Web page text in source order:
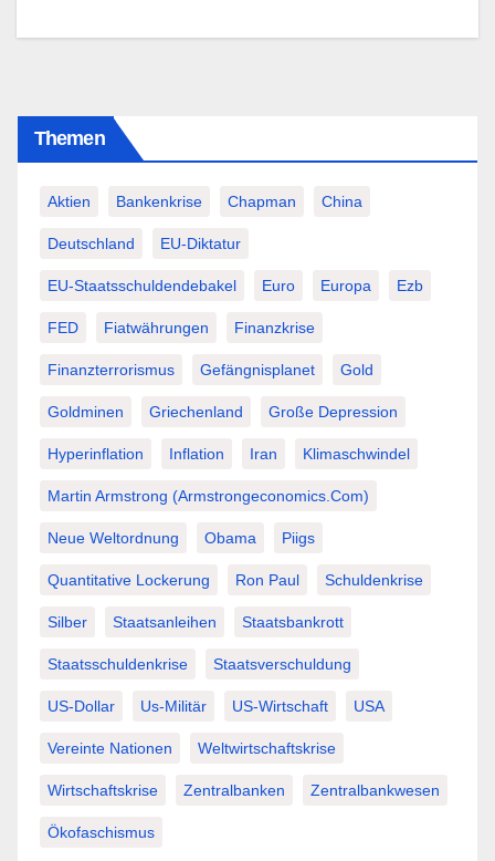
Themen
Aktien Bankenkrise Chapman China
Deutschland EU-Diktatur
EU-Staatsschuldendebakel Euro Europa Ezb
FED Fiatwährungen Finanzkrise
Finanzterrorismus Gefängnisplanet Gold
Goldminen Griechenland Große Depression
Hyperinflation Inflation Iran Klimaschwindel
Martin Armstrong (Armstrongeconomics.com)
Neue Weltordnung Obama Piigs
Quantitative Lockerung Ron Paul Schuldenkrise
Silber Staatsanleihen Staatsbankrott
Staatsschuldenkrise Staatsverschuldung
US-Dollar Us-Militär US-Wirtschaft USA
Vereinte Nationen Weltwirtschaftskrise
Wirtschaftskrise Zentralbanken Zentralbankwesen
Ökofaschismus